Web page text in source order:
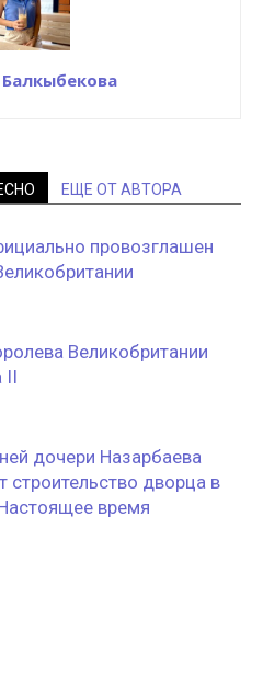
ЕЩЕ ОТ АВТОРА
провозглашен
Великобритании
II
дочери Назарбаева
строительство дворца в
время